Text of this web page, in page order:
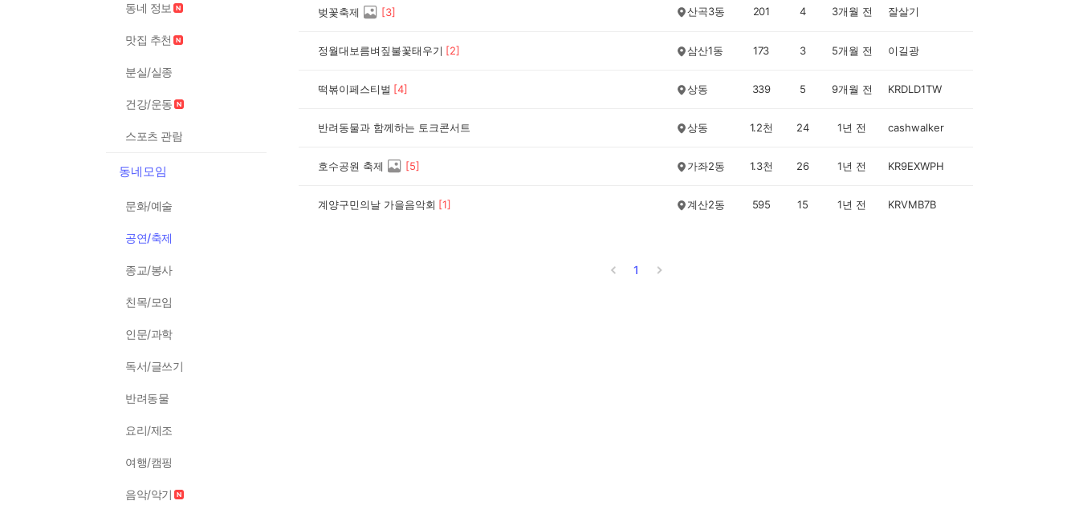
동네 정보
맛집 추천
분실/실종
건강/운동
스포츠 관람
동네모임
문화/예술
공연/축제
종교/봉사
친목/모임
인문/과학
독서/글쓰기
반려동물
요리/제조
여행/캠핑
음악/악기
벚꽃축제 [3] 산곡3동 201 4 3개월 전 잘살기
정월대보름벼짚불꽃태우기 [2] 삼산1동 173 3 5개월 전 이길광
떡볶이페스티벌 [4] 상동 339 5 9개월 전 KRDLD1TW
반려동물과 함께하는 토크콘서트 상동 1.2천 24 1년 전 cashwalker
호수공원 축제 [5] 가좌2동 1.3천 26 1년 전 KR9EXWPH
계양구민의날 가을음악회 [1] 계산2동 595 15 1년 전 KRVMB7B
1